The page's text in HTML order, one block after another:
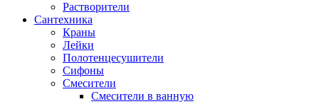
Растворители
Сантехника
Краны
Лейки
Полотенцесушители
Сифоны
Смесители
Смесители в ванную